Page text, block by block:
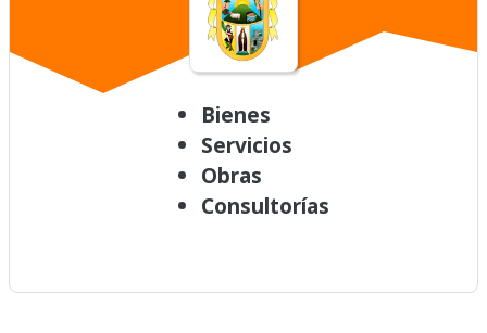
Bienes
Servicios
Obras
Consultorías